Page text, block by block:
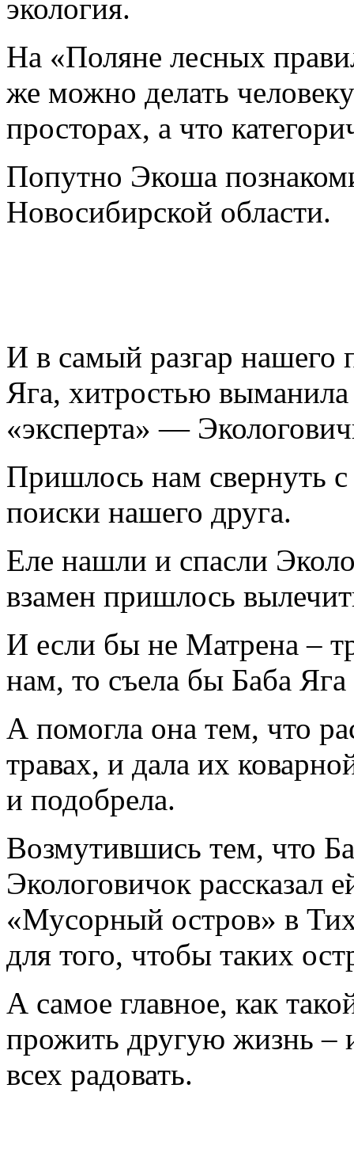
экология.
На «Поляне лесных
же можно делать
просторах, а что
Попутно Экоша
Новосибирской области.
И в самый разгар нашего
Яга, хитростью выманила
«эксперта» —
Пришлось нам свернуть
поиски нашего друга.
Еле нашли и спасли
взамен пришлось
И если бы не Матрена –
нам, то съела бы Баба
А помогла она тем, что
травах, и дала их
и подобрела.
Возмутившись тем, что
Экологовичок рассказал
«Мусорный остров» в
для того, чтобы таких
А самое главное, как
прожить другую жизнь –
всех радовать.